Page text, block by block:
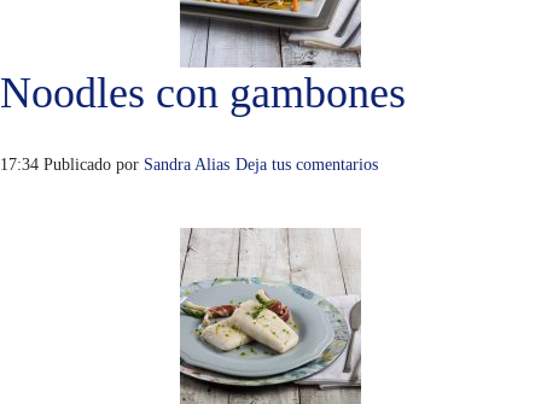
Noodles con gambones
17:34 Publicado por Sandra Alias Deja tus comentarios